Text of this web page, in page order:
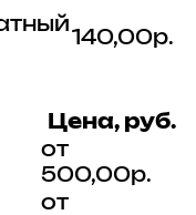
140,00р.
Цена, руб.
от
500,00р.
от